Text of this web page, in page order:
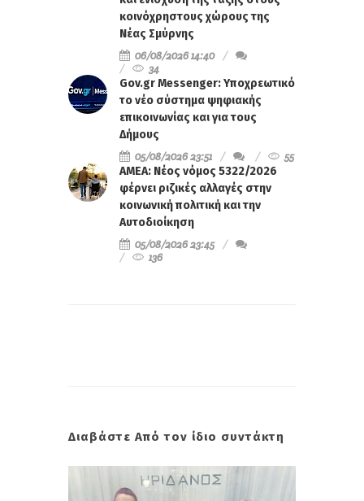
κοινόχρηστους χώρους της
Νέας Σμύρνης
06/08/2026 14:40
34
Gov.gr Messenger: Υποχρεωτικό
το νέο σύστημα ψηφιακής
επικοινωνίας και για τους
Δήμους
05/08/2026 23:51
55
ΑΜΕΑ: Νέος νόμος 5322/2026
φέρνει ριζικές αλλαγές στην
κοινωνική πολιτική και την
Αυτοδιοίκηση
05/08/2026 23:45
136
Διαβάστε Από τον ίδιο συντάκτη